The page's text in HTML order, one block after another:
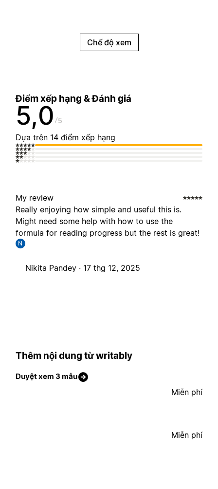
Chế độ xem
Điểm xếp hạng & Đánh giá
5,0 5
Dựa trên 14 điểm xếp hạng
My review
Really enjoying how simple and useful this is.
Might need some help with how to use the
formula for reading progress but the rest is great!
N
Nikita Pandey · 17 thg 12, 2025
Thêm nội dung từ writably
Duyệt xem 3 mẫu
Miễn phí
Miễn phí